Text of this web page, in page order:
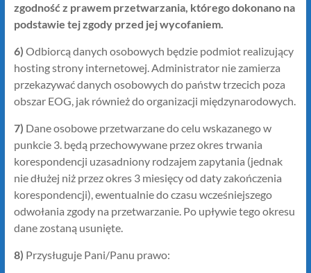
zgodność z prawem przetwarzania, którego dokonano na
podstawie tej zgody przed jej wycofaniem.
6) Odbiorcą danych osobowych będzie podmiot realizujący
hosting strony internetowej. Administrator nie zamierza
przekazywać danych osobowych do państw trzecich poza
obszar EOG, jak również do organizacji międzynarodowych.
7) Dane osobowe przetwarzane do celu wskazanego w
punkcie 3. będą przechowywane przez okres trwania
korespondencji uzasadniony rodzajem zapytania (jednak
nie dłużej niż przez okres 3 miesięcy od daty zakończenia
korespondencji), ewentualnie do czasu wcześniejszego
odwołania zgody na przetwarzanie. Po upływie tego okresu
dane zostaną usunięte.
8) Przysługuje Pani/Panu prawo: